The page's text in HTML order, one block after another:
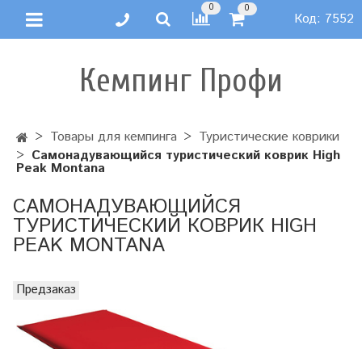
0 0
Код: 7552
Кемпинг Профи
Товары для кемпинга
Туристические коврики
Самонадувающийся туристический коврик High
Peak Montana
САМОНАДУВАЮЩИЙСЯ
ТУРИСТИЧЕСКИЙ КОВРИК HIGH
PEAK MONTANA
Предзаказ